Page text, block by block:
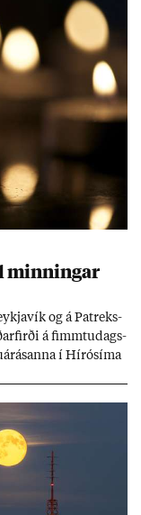
minn­ing­ar
og á Pat­reks­
á fimmtu­dags­
í Hírósíma